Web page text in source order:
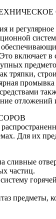
и регулярное
включает в
тряпки,
отложений
Для их
сливные
частиц.
предметы,